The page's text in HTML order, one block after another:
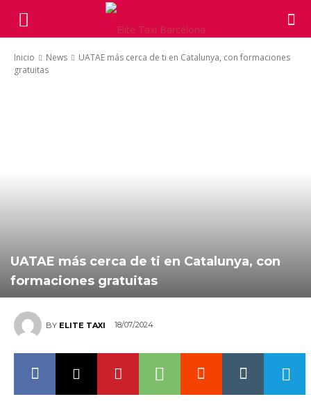
Inicio News
UATAE más cerca de ti en Catalunya, con formaciones
gratuitas
UATAE más cerca de ti en Catalunya, con
formaciones gratuitas
BY ELITE TAXI 18/07/2024